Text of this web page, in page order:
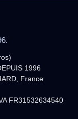
1996
France
FR31532634540